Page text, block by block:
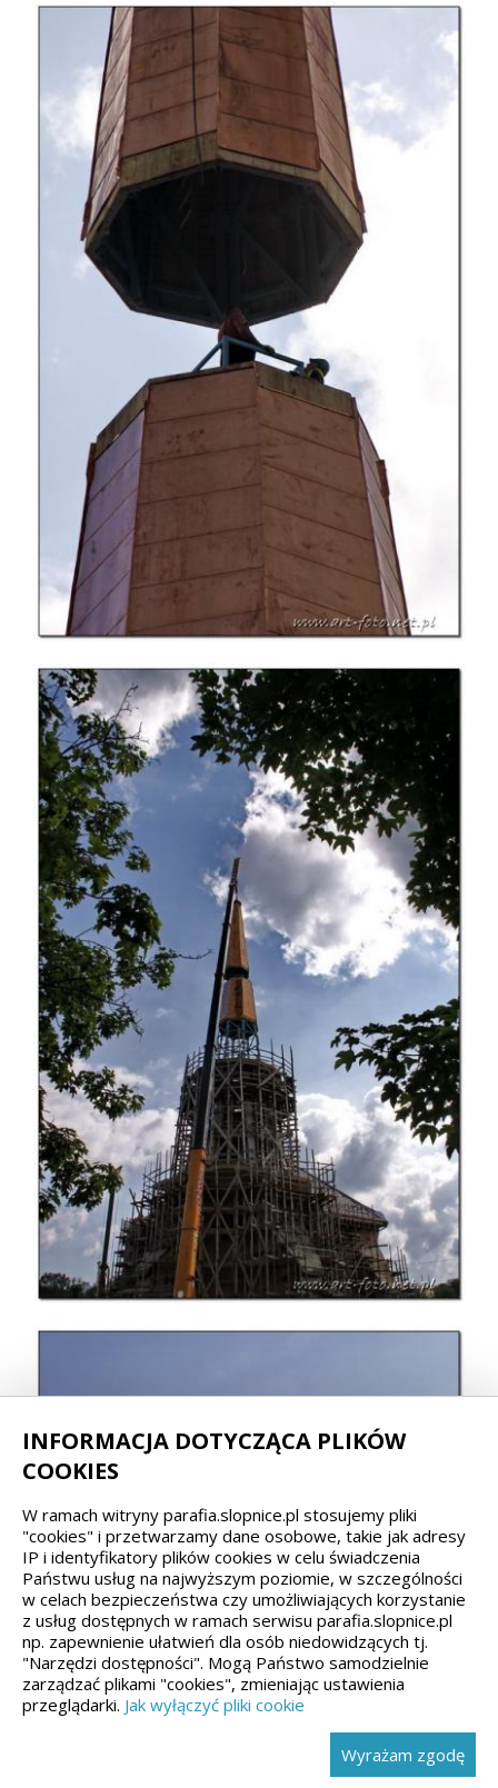
INFORMACJA DOTYCZĄCA PLIKÓW
COOKIES
W ramach witryny parafia.slopnice.pl stosujemy pliki
"cookies" i przetwarzamy dane osobowe, takie jak adresy
IP i identyfikatory plików cookies w celu świadczenia
Państwu usług na najwyższym poziomie, w szczególności
w celach bezpieczeństwa czy umożliwiających korzystanie
z usług dostępnych w ramach serwisu parafia.slopnice.pl
np. zapewnienie ułatwień dla osób niedowidzących tj.
"Narzędzi dostępności". Mogą Państwo samodzielnie
zarządzać plikami "cookies", zmieniając ustawienia
przeglądarki. Jak wyłączyć pliki cookie
Wyrażam zgodę